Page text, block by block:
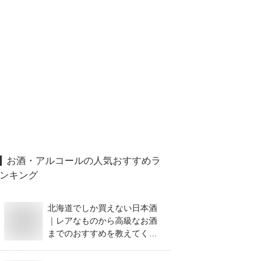
お酒・アルコールの人気おすすめラ
ンキング
北海道でしか買えない日本酒
｜レアなものから高級なお酒
までのおすすめを教えてくだ